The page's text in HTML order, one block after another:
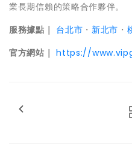
業長期信賴的策略合作夥伴。
服務據點｜ 台北市 ・新北市 ・
官方網站｜ https://